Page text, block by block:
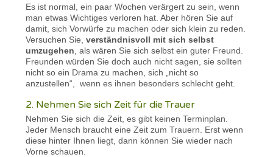
Es ist normal, ein paar Wochen verärgert zu sein, wenn
man etwas Wichtiges verloren hat. Aber hören Sie auf
damit, sich Vorwürfe zu machen oder sich klein zu reden.
Versuchen Sie,verständnisvoll mit sich selbst
umzugehen , als wären Sie sich selbst ein guter Freund.
Freunden würden Sie doch auch nicht sagen, sie sollten
nicht so ein Drama zu machen, sich „nicht so
anzustellen“, wenn es ihnen besonders schlecht geht.
2. Nehmen Sie sich Zeit für die Trauer
Nehmen Sie sich die Zeit, es gibt keinen Terminplan.
Jeder Mensch braucht eine Zeit zum Trauern. Erst wenn
diese hinter Ihnen liegt, dann können Sie wieder nach
Vorne schauen.